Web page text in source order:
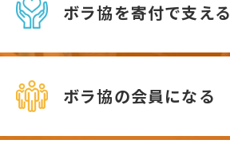
ボラ協を寄付で支える
ボラ協の会員になる